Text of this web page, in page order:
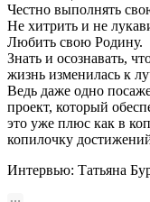
Честно выполнять
Не хитрить и не
Любить свою Родину.
Знать и осознавать,
жизнь изменилась к
Ведь даже одно
проект, который
это уже плюс как в
копилочку
Интервью: Татьяна